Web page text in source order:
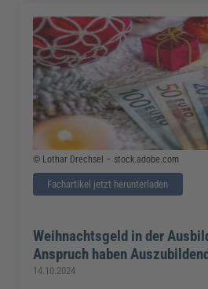
© Lothar Drechsel – stock.adobe.com
Fachartikel jetzt herunterladen
Weihnachtsgeld in der
Anspruch haben
14.10.2024